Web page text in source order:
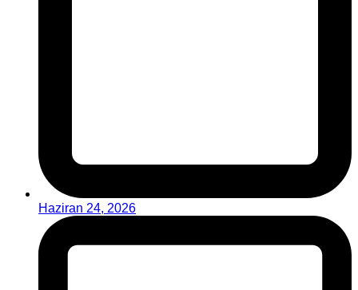
Haziran 24, 2026